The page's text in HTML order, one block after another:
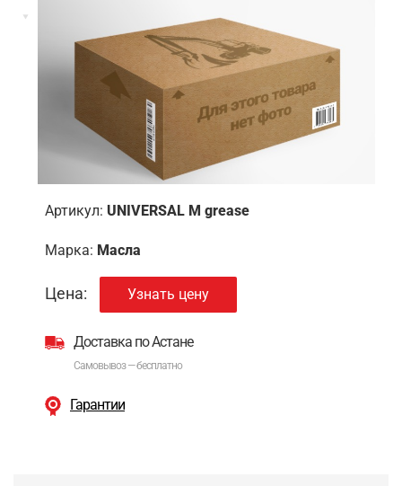
Артикул: UNIVERSAL M grease
Марка: Масла
Цена: Узнать цену
Доставка по Астане
Самовывоз — бесплатно
Гарантии